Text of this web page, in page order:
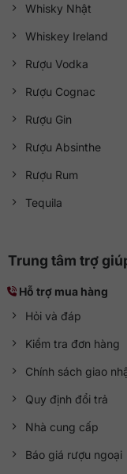
Whisky Nhật
Whiskey Ireland
Rượu Vodka
Rượu Cognac
Rượu Gin
Rượu Absinthe
Rượu Rum
Tequila
Trung tâm trợ
Hỗ trợ mua hàng
Hỏi và đáp
Kiểm tra đơn hàng
Chính sách giao
Quy định đổi trả
Nhà cung cấp
Báo giá rượu ngoại